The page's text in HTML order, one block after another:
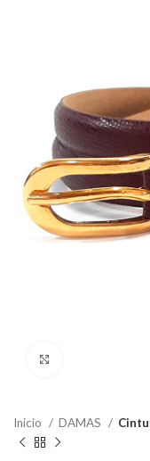
Inicio DAMAS